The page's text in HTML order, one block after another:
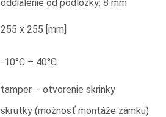
oddialenie od podložky: 8 mm
255 x 255 [mm]
-10°C ÷ 40°C
tamper – otvorenie skrinky
skrutky (možnosť montáže zámku)